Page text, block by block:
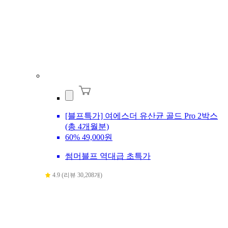
[블프특가] 여에스더 유산균 골드 Pro 2박스
(총 4개월분)
60% 49,000원
썸머블프 역대급 초특가
4.9 (리뷰 30,208개)